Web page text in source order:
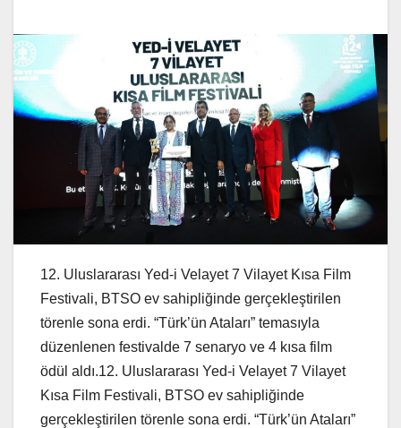
12. Uluslararası Yed-i Velayet 7 Vilayet Kısa Film
Festivali, BTSO ev sahipliğinde gerçekleştirilen
törenle sona erdi. “Türk’ün Ataları” temasıyla
düzenlenen festivalde 7 senaryo ve 4 kısa film
ödül aldı.12. Uluslararası Yed-i Velayet 7 Vilayet
Kısa Film Festivali, BTSO ev sahipliğinde
gerçekleştirilen törenle sona erdi. “Türk’ün Ataları”